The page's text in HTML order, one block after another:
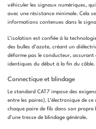
véhiculer les signaux numériques,
avec une résistance minimale. Cela
informations contenues dans le
L’isolation est confiée à la
des bulles d’azote, créant un
déforme pas le conducteur,
identiques du début à la fin du câble.
Connectique et blindage
Le standard CAT7 impose des
entre les paires). L’électronique de
chaque paire de fils dans son propre
d’une tresse de blindage générale.